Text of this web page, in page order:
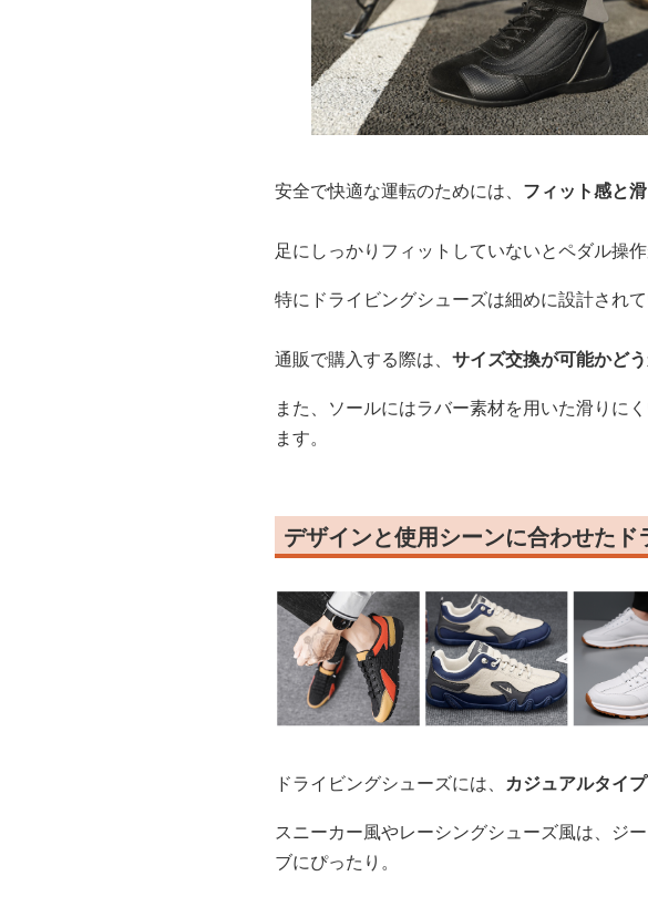
安全で快適な運転のためには、 フィット感と
足にしっかりフィットしていないとペダル操
特にドライビングシューズは細めに設計され
通販で購入する際は、 サイズ交換が可能かど
また、ソールにはラバー素材を用いた滑りに
ます。
デザインと使用シーンに合わせた
ドライビングシューズには、 カジュアルタイ
スニーカー風やレーシングシューズ風は、ジ
ブにぴったり。